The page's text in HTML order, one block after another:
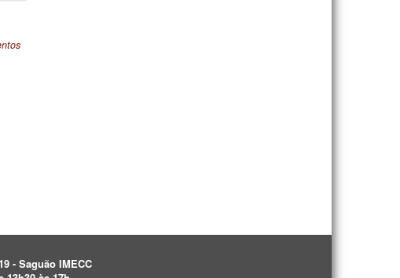
- Saguão IMECC